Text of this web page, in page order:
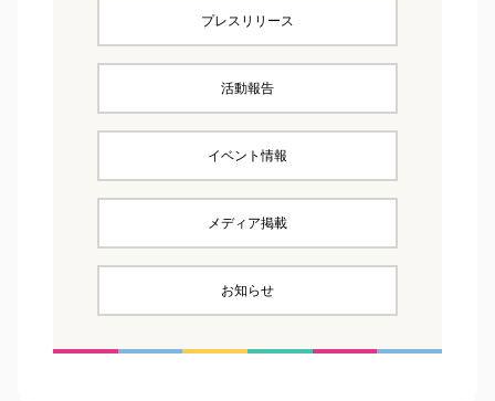
プレスリリース
活動報告
イベント情報
メディア掲載
お知らせ